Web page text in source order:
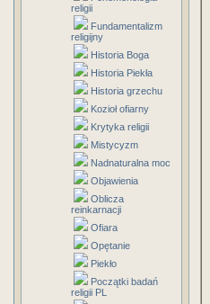
religii
Fundamentalizm
religijny
Historia Boga
Historia Piekła
Historia grzechu
Kozioł ofiarny
Krytyka religii
Mistycyzm
Nadnaturalna moc
Objawienia
Oblicza
reinkarnacji
Ofiara
Opętanie
Piekło
Początki badań
religii PL